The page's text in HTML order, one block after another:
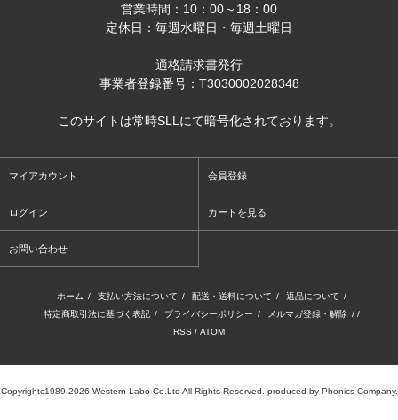
営業時間：10：00～18：00
定休日：毎週水曜日・毎週土曜日
適格請求書発行
事業者登録番号：T3030002028348
このサイトは常時SLLにて暗号化されております。
マイアカウント 会員登録
ログイン カートを見る
お問い合わせ
ホーム / 支払い方法について / 配送・送料について / 返品について /
特定商取引法に基づく表記 / プライバシーポリシー / メルマガ登録・解除 / /
RSS / ATOM
Copyrightc1989-2026 Western Labo Co.Ltd All Rights Reserved. produced by Phonics Company.